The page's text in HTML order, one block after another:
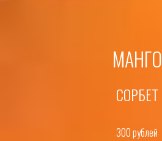
МАНГО
СОРБЕТ
300 рублей